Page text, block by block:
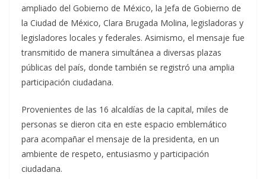
ampliado del Gobierno de México, la Jefa de Gobierno de
la Ciudad de México, Clara Brugada Molina, legisladoras y
legisladores locales y federales. Asimismo, el mensaje fue
transmitido de manera simultánea a diversas plazas
públicas del país, donde también se registró una amplia
participación ciudadana.
Provenientes de las 16 alcaldías de la capital, miles de
personas se dieron cita en este espacio emblemático
para acompañar el mensaje de la presidenta, en un
ambiente de respeto, entusiasmo y participación
ciudadana.